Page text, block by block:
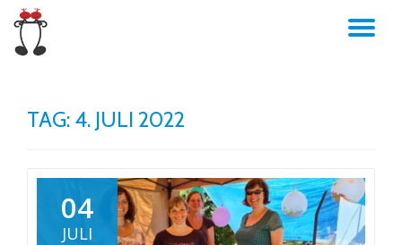
Skip
TAG: 4. JULI 2022
04
JULI